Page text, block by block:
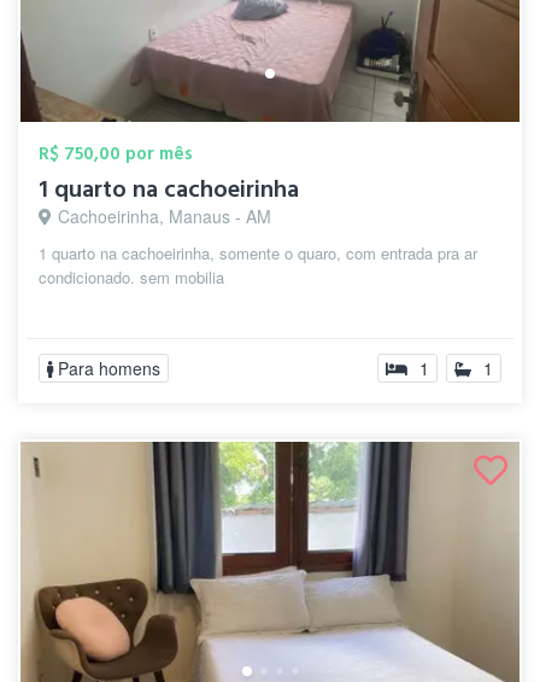
R$ 750,00 por mês
1 quarto na cachoeirinha
Cachoeirinha, Manaus - AM
1 quarto na cachoeirinha, somente o quaro, com entrada pra ar
condicionado. sem mobilia
Para homens 1 1